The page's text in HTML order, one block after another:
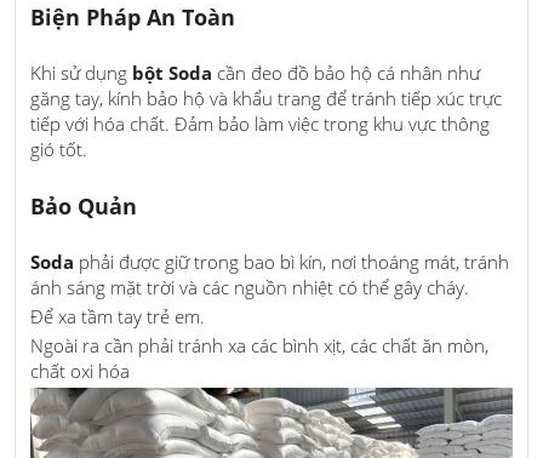
Biện Pháp An Toàn
Khi sử dụng bột Soda cần đeo đồ bảo hộ cá nhân như
găng tay, kính bảo hộ và khẩu trang để tránh tiếp xúc trực
tiếp với hóa chất. Đảm bảo làm việc trong khu vực thông
gió tốt.
Bảo Quản
Soda phải được giữ trong bao bì kín, nơi thoáng mát, tránh
ánh sáng mặt trời và các nguồn nhiệt có thể gây cháy.
Để xa tầm tay trẻ em.
Ngoài ra cần phải tránh xa các bình xịt, các chất ăn mòn,
chất oxi hóa